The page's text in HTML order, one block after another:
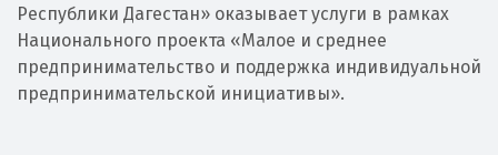
Республики Дагестан» оказывает услуги в рамках
Национального проекта «Малое и среднее
предпринимательство и поддержка индивидуальной
предпринимательской инициативы».